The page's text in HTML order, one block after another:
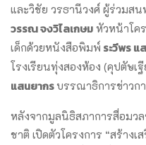
และวิชัย วรธานีวงศ์ ผู้ร่วมส
วรรณจงวิไลเกษม หัวหน้าโค
เด็กด้วยหนังสือพิมพ์ ระวีพร
โรงเรียนทุ่งสองห้อง (คุปตัษเ
แสนยากรบรรณาธิการข่าวก
หลังจากมูลนิธิสภาการสื่อมว
ชาติ เปิดตัวโครงการ “สร้าง